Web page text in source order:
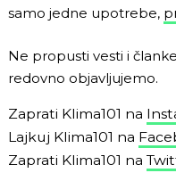
samo jedne upotrebe,
Ne propusti vesti i
redovno objavljujemo.
Zaprati Klima101 na
Lajkuj Klima101 na
Zaprati Klima101 na